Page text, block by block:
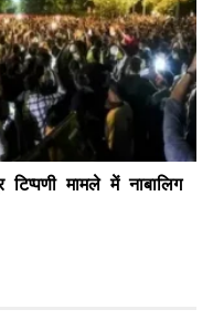
मामले में नाबालिग